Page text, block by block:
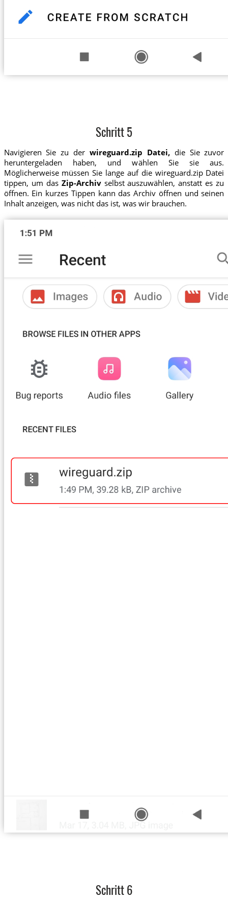
Schritt 5
Navigieren Sie zu der wireguard.zip Datei,die Sie zuvor
heruntergeladen haben, und wählen Sie sie aus.
Möglicherweise müssen Sie lange auf die wireguard.zip Datei
tippen, um das Zip-Archivselbst auszuwählen, anstatt es zu
öffnen. Ein kurzes Tippen kann das Archiv öffnen und seinen
Inhalt anzeigen, was nicht das ist, was wir brauchen.
Schritt 6